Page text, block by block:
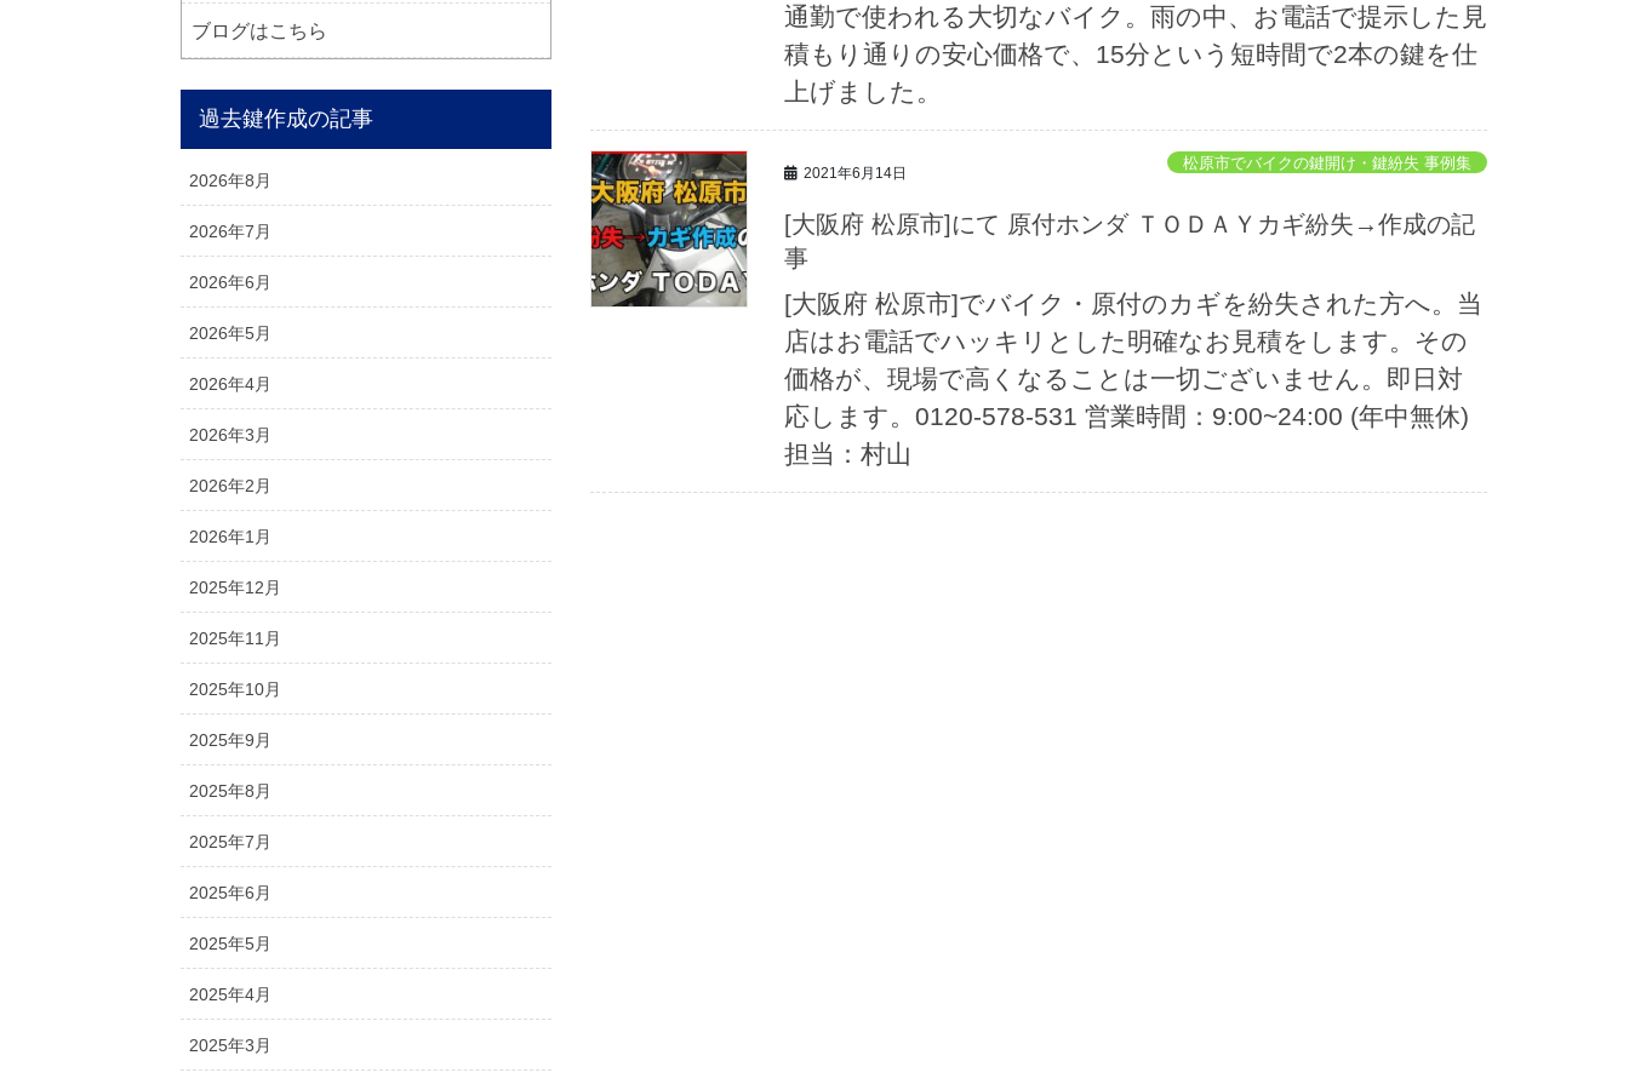
通勤で使われる大切なバイク。雨の中、お電話で提示した見
積もり通りの安心価格で、15分という短時間で2本の鍵を仕
上げました。
2021年6月14日
松原市でバイクの鍵開け・鍵紛失 事例集
[大阪府 松原市]にて 原付ホンダ ＴＯＤＡＹカギ紛失→作成の記
事
[大阪府 松原市]でバイク・原付のカギを紛失された方へ。当
店はお電話でハッキリとした明確なお見積をします。その
価格が、現場で高くなることは一切ございません。即日対
応します。0120-578-531 営業時間：9:00~24:00 (年中無休)
担当：村山
ブログはこちら
過去鍵作成の記事
2026年8月
2026年7月
2026年6月
2026年5月
2026年4月
2026年3月
2026年2月
2026年1月
2025年12月
2025年11月
2025年10月
2025年9月
2025年8月
2025年7月
2025年6月
2025年5月
2025年4月
2025年3月